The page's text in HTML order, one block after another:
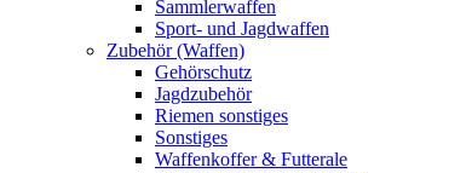
Sammlerwaffen
Sport- und Jagdwaffen
Zubehör (Waffen)
Gehörschutz
Jagdzubehör
Riemen sonstiges
Sonstiges
Waffenkoffer & Futterale